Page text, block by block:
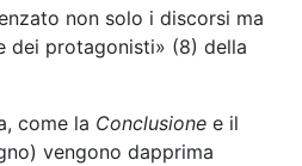
non solo i discorsi ma
dei protagonisti» (8) della
come la Conclusione e il
vengono dapprima